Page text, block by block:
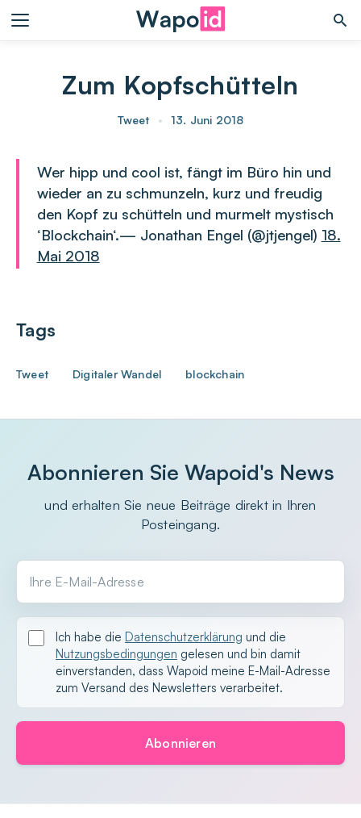
Zum Kopfschütteln
Tweet • 13. Juni 2018
Wer hipp und cool ist, fängt im Büro hin und
wieder an zu schmunzeln, kurz und freudig
den Kopf zu schütteln und murmelt mystisch
‘Blockchain‘.— Jonathan Engel (@jtjengel) 18.
Mai 2018
Tags
Tweet Digitaler Wandel blockchain
Abonnieren Sie Wapoid's News
und erhalten Sie neue Beiträge direkt in Ihren
Posteingang.
Ihre E-Mail-Adresse
Ich habe die Datenschutzerklärung und die
Nutzungsbedingungen gelesen und bin damit
einverstanden, dass Wapoid meine E-Mail-Adresse
zum Versand des Newsletters verarbeitet.
Abonnieren